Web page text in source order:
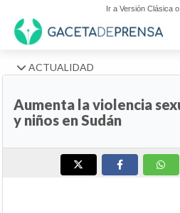
Ir a Versión Clásica
ACTUALIDAD
Aumenta la violencia
y niños en Sudán